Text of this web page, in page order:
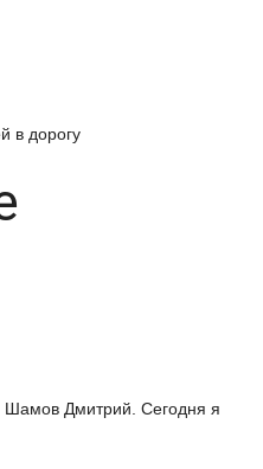
в дорогу
Шамов Дмитрий. Сегодня я